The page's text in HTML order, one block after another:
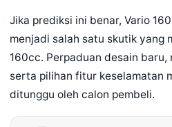
Jika prediksi ini benar, Vario
menjadi salah satu skutik yang
160cc. Perpaduan desain
serta pilihan fitur keselamatan
ditunggu oleh calon pembeli.